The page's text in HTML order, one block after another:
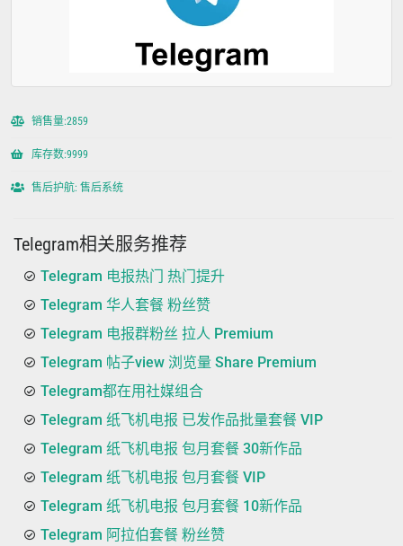
销售量:2859
库存数:9999
售后护航: 售后系统
Telegram相关服务推荐
Telegram 电报热门 热门提升
Telegram 华人套餐 粉丝赞
Telegram 电报群粉丝 拉人 Premium
Telegram 帖子view 浏览量 Share Premium
Telegram都在用社媒组合
Telegram 纸飞机电报 已发作品批量套餐 VIP
Telegram 纸飞机电报 包月套餐 30新作品
Telegram 纸飞机电报 包月套餐 VIP
Telegram 纸飞机电报 包月套餐 10新作品
Telegram 阿拉伯套餐 粉丝赞